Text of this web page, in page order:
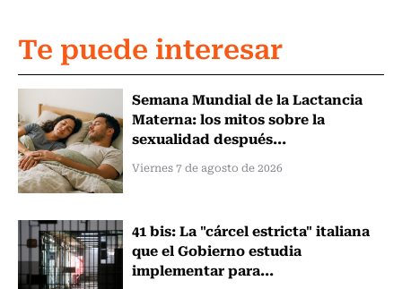
Te puede interesar
Semana Mundial de la Lactancia
Materna: los mitos sobre la
sexualidad después...
Viernes 7 de agosto de 2026
41 bis: La "cárcel estricta" italiana
que el Gobierno estudia
implementar para...